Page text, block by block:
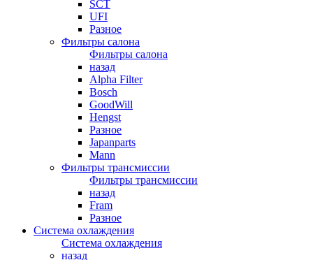
SCT
UFI
Разное
Фильтры салона
Фильтры салона
назад
Alpha Filter
Bosch
GoodWill
Hengst
Разное
Japanparts
Mann
Фильтры трансмиссии
Фильтры трансмиссии
назад
Fram
Разное
Система охлаждения
Система охлаждения
назад